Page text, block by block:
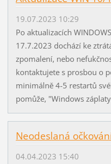
19.07.2023 10:29
Po aktualizacích
17.7.2023 dochází ke
zpomalení, nebo
kontaktujete s prosbou o
minimálně 4-5 restartů
pomůže, "Windows
Neodeslaná
04.04.2023 15:40